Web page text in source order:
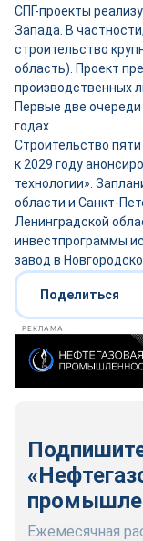
СПГ-проекты
Запада. В
строительство
область). Проект
производственных
Первые две очереди
годах.
Строительство
к 2029 году
технологии».
области и Санкт-
Ленинградской
инвестпрограммы
завод в
Поделиться
РЕКЛАМА
Ежемесячная